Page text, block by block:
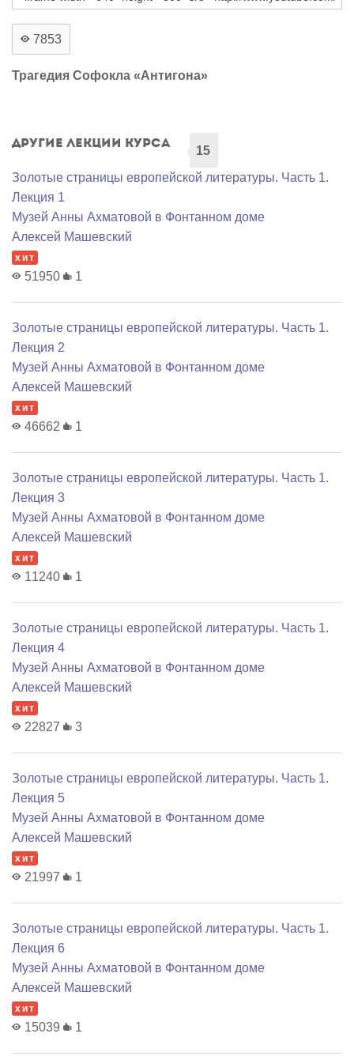
7853
Трагедия Софокла «Антигона»
Другие лекции курса
15
Золотые страницы европейской литературы. Часть 1.
Лекция 1
Музей Анны Ахматовой в Фонтанном доме
Алексей Машевский
хит
51950 1
Золотые страницы европейской литературы. Часть 1.
Лекция 2
Музей Анны Ахматовой в Фонтанном доме
Алексей Машевский
хит
46662 1
Золотые страницы европейской литературы. Часть 1.
Лекция 3
Музей Анны Ахматовой в Фонтанном доме
Алексей Машевский
хит
11240 1
Золотые страницы европейской литературы. Часть 1.
Лекция 4
Музей Анны Ахматовой в Фонтанном доме
Алексей Машевский
хит
22827 3
Золотые страницы европейской литературы. Часть 1.
Лекция 5
Музей Анны Ахматовой в Фонтанном доме
Алексей Машевский
хит
21997 1
Золотые страницы европейской литературы. Часть 1.
Лекция 6
Музей Анны Ахматовой в Фонтанном доме
Алексей Машевский
хит
15039 1